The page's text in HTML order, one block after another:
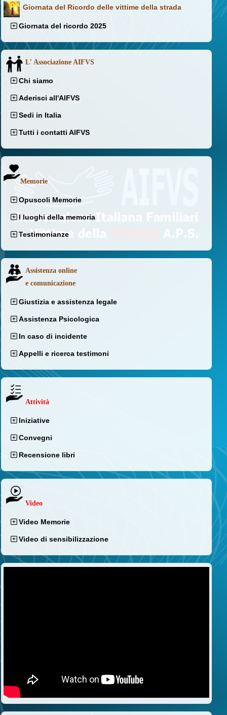
Giornata del Ricordo delle vittime della strada
Giornata del ricordo 2025
L' Associazione AIFVS
Chi siamo
Aderisci all'AIFVS
Sedi in Italia
Tutti i contatti AIFVS
Memorie
Opuscoli Memorie
I luoghi della memoria
Testimonianze
Assistenza online
e comunicazione
Giustizia e assistenza legale
Assistenza Psicologica
In caso di incidente
Appelli e ricerca testimoni
Attività
Iniziative
Convegni
Recensione libri
Video
Video Memorie
Video di sensibilizzazione